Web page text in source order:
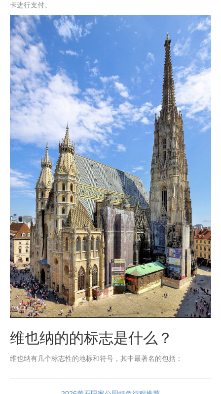
卡进行支付。
维也纳的的标志是什么？
维也纳有几个标志性的地标和符号，其中最著名的包括：